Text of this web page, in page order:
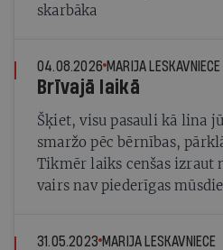
skarbāka
04.08.2026 MARIJA LESKAVNIECE
Brīvajā laikā
Šķiet, visu pasauli kā lina
smaržo pēc bērnības,
Tikmēr laiks cenšas izraut
vairs nav piederīgas
31.05.2023 MARIJA LESKAVNIECE